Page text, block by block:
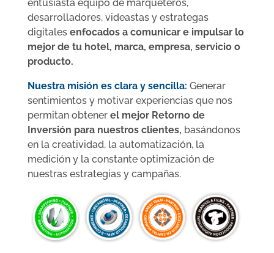
entusiasta equipo de marqueteros,
desarrolladores, videastas y estrategas
digitales enfocados a comunicar e impulsar lo
mejor de tu hotel, marca, empresa, servicio o
producto.
Nuestra misión es clara y sencilla: Generar
sentimientos y motivar experiencias que nos
permitan obtener el mejor Retorno de
Inversión para nuestros clientes, basándonos
en la creatividad, la automatización, la
medición y la constante optimización de
nuestras estrategias y campañas.